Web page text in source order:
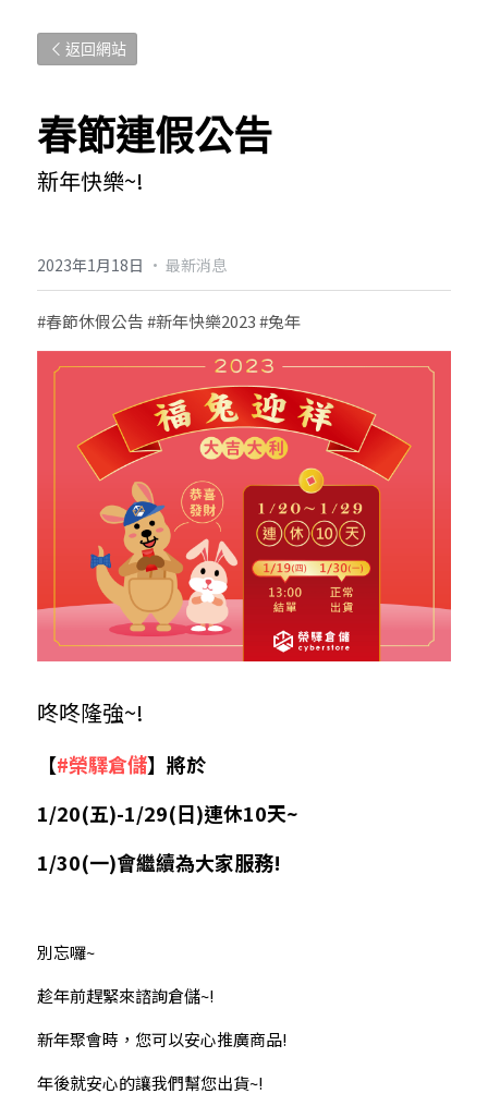
返回網站
春節連假公告
新年快樂~!
2023年1月18日 · 最新消息
#春節休假公告#新年快樂2023#兔年
咚咚隆強~!
【#榮驛倉儲】將於
1/20(五)-1/29(日)連休10天~
1/30(一)會繼續為大家服務!
別忘囉~
趁年前趕緊來諮詢倉儲~!
新年聚會時，您可以安心推廣商品!
年後就安心的讓我們幫您出貨~!